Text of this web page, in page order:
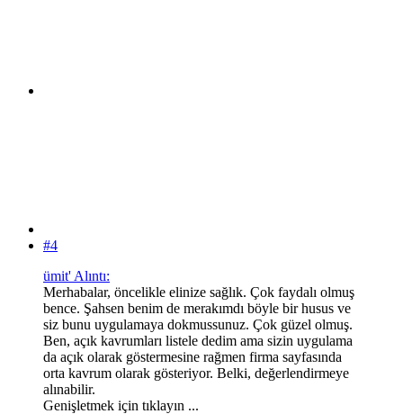
#4
ümit' Alıntı:
Merhabalar, öncelikle elinize sağlık. Çok faydalı olmuş
bence. Şahsen benim de merakımdı böyle bir husus ve
siz bunu uygulamaya dokmussunuz. Çok güzel olmuş.
Ben, açık kavrumları listele dedim ama sizin uygulama
da açık olarak göstermesine rağmen firma sayfasında
orta kavrum olarak gösteriyor. Belki, değerlendirmeye
alınabilir.
Genişletmek için tıklayın ...